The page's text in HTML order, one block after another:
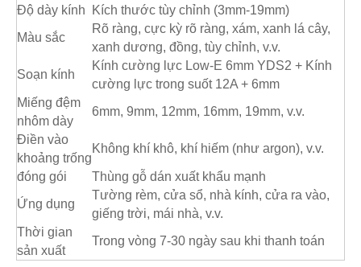
Độ dày kính
Kích thước tùy chỉnh (3mm-19mm)
Màu sắc
Rõ ràng, cực kỳ rõ ràng, xám, xanh lá cây,
xanh dương, đồng, tùy chỉnh, v.v.
Soạn kính
Kính cường lực Low-E 6mm YDS2 + Kính
cường lực trong suốt 12A + 6mm
Miếng đệm
nhôm dày
6mm, 9mm, 12mm, 16mm, 19mm, v.v.
Điền vào
khoảng trống
Không khí khô, khí hiếm (như argon), v.v.
đóng gói
Thùng gỗ dán xuất khẩu mạnh
Ứng dụng
Tường rèm, cửa sổ, nhà kính, cửa ra vào,
giếng trời, mái nhà, v.v.
Thời gian
sản xuất
Trong vòng 7-30 ngày sau khi thanh toán